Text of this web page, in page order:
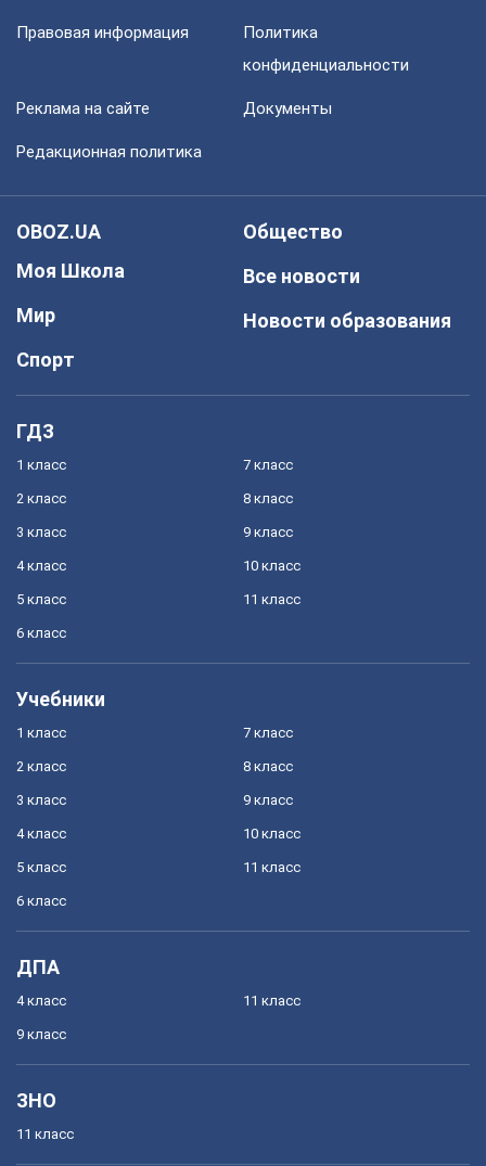
Правовая информация
Политика
конфиденциальности
Реклама на сайте Документы
Редакционная политика
OBOZ.UA
Моя Школа
Мир
Спорт
Общество
Все новости
Новости образования
ГДЗ
1 класс
2 класс
3 класс
4 класс
5 класс
6 класс
7 класс
8 класс
9 класс
10 класс
11 класс
Учебники
1 класс
2 класс
3 класс
4 класс
5 класс
6 класс
7 класс
8 класс
9 класс
10 класс
11 класс
ДПА
4 класс
9 класс
11 класс
ЗНО
11 класс